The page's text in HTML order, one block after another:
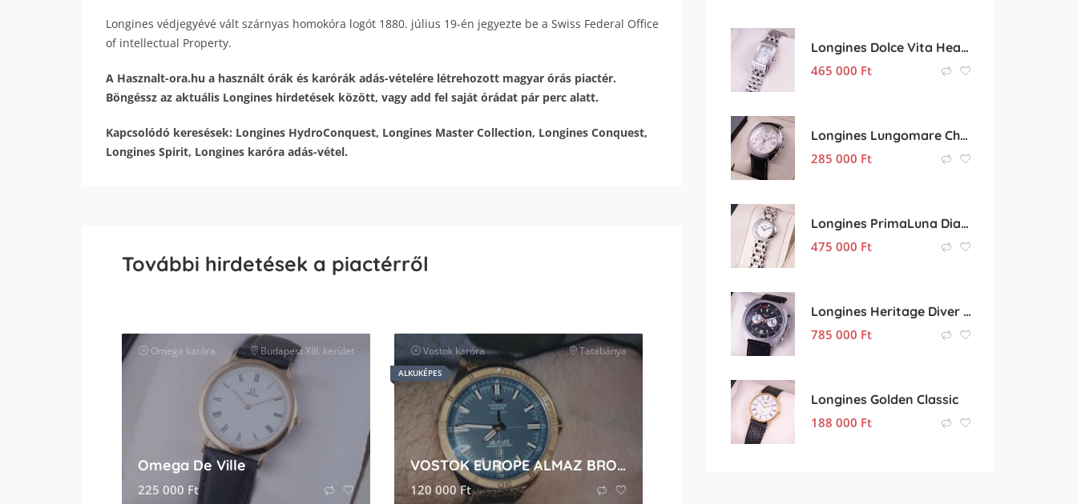
Longines védjegyévé vált szárnyas homokóra logót 1880. július 19-én jegyezte be a Swiss Federal Office
of intellectual Property.
A Hasznalt-ora.hu a használt órák és karórák adás-vételére létrehozott magyar órás piactér.
Böngéssz az aktuális Longines hirdetések között, vagy add fel saját órádat pár perc alatt.
Kapcsolódó keresések: Longines HydroConquest, Longines Master Collection, Longines Conquest,
Longines Spirit, Longines karóra adás-vétel.
További hirdetések a piactérről
Omega karóra Budapest XIII. kerület
Omega De Ville
225 000 Ft
ALKUKÉPES
Vostok karóra Tatabánya
VOSTOK EUROPE ALMAZ BRONZE 200m
120 000 Ft
Longines Dolce Vita Heart Diamond
465 000 Ft
Longines Lungomare Chronograph
285 000 Ft
Longines PrimaLuna Diamond
475 000 Ft
Longines Heritage Diver Chronograph
785 000 Ft
Longines Golden Classic
188 000 Ft